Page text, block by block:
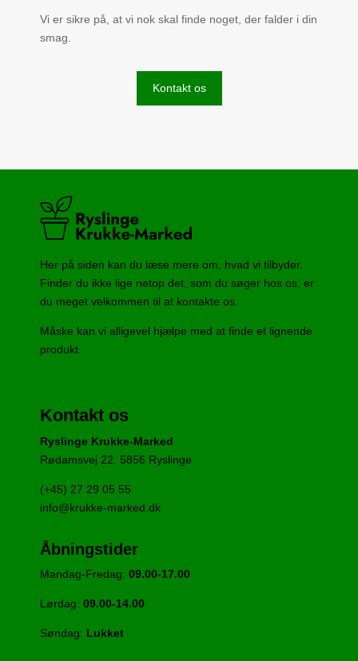
Vi er sikre på, at vi nok skal finde noget, der falder i din
smag.
Kontakt os
Her på siden kan du læse mere om, hvad vi tilbyder.
Finder du ikke lige netop det, som du søger hos os, er
du meget velkommen til at kontakte os.
Måske kan vi alligevel hjælpe med at finde et lignende
produkt.
Kontakt os
Ryslinge Krukke-Marked
Rødamsvej 22, 5856 Ryslinge
(+45) 27 29 05 55
info@krukke-marked.dk
Åbningstider
Mandag-Fredag: 09.00-17.00
Lørdag: 09.00-14.00
Søndag: Lukket